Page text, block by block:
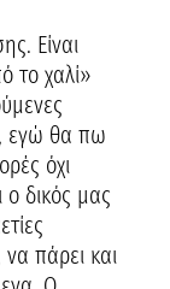
Είναι
το χαλί»
εγώ θα πω
όχι
ο δικός μας
πάρει και